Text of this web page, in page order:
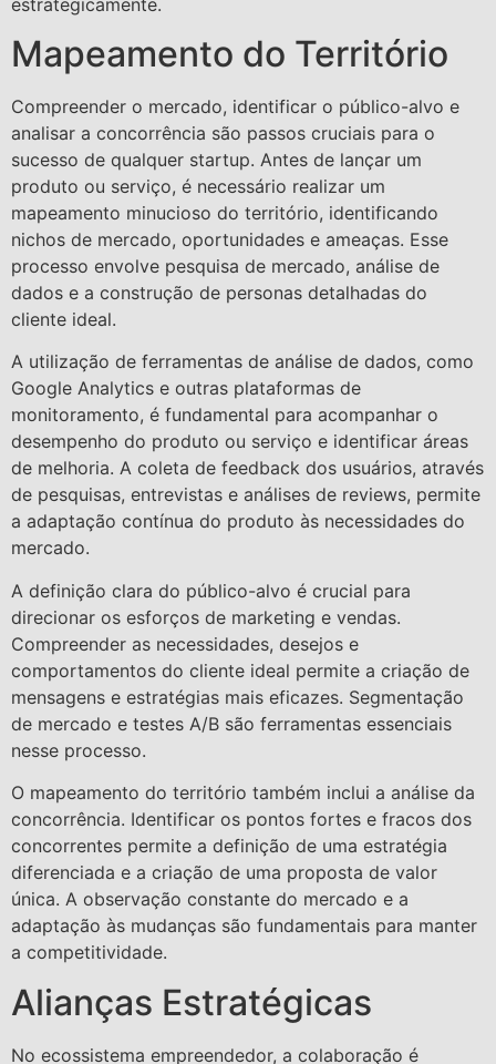
Mapeamento do Território
Compreender o mercado, identificar o público-alvo e
analisar a concorrência são passos cruciais para o
sucesso de qualquer startup. Antes de lançar um
produto ou serviço, é necessário realizar um
mapeamento minucioso do território, identificando
nichos de mercado, oportunidades e ameaças. Esse
processo envolve pesquisa de mercado, análise de
dados e a construção de personas detalhadas do
cliente ideal.
A utilização de ferramentas de análise de dados, como
Google Analytics e outras plataformas de
monitoramento, é fundamental para acompanhar o
desempenho do produto ou serviço e identificar áreas
de melhoria. A coleta de feedback dos usuários, através
de pesquisas, entrevistas e análises de reviews, permite
a adaptação contínua do produto às necessidades do
mercado.
A definição clara do público-alvo é crucial para
direcionar os esforços de marketing e vendas.
Compreender as necessidades, desejos e
comportamentos do cliente ideal permite a criação de
mensagens e estratégias mais eficazes. Segmentação
de mercado e testes A/B são ferramentas essenciais
nesse processo.
O mapeamento do território também inclui a análise da
concorrência. Identificar os pontos fortes e fracos dos
concorrentes permite a definição de uma estratégia
diferenciada e a criação de uma proposta de valor
única. A observação constante do mercado e a
adaptação às mudanças são fundamentais para manter
a competitividade.
Alianças Estratégicas
No ecossistema empreendedor, a colaboração é